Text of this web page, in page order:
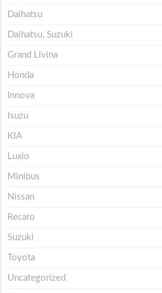
Daihatsu
Daihatsu, Suzuki
Grand Livina
Honda
Innova
Isuzu
KIA
Luxio
Minibus
Nissan
Recaro
Suzuki
Toyota
Uncategorized